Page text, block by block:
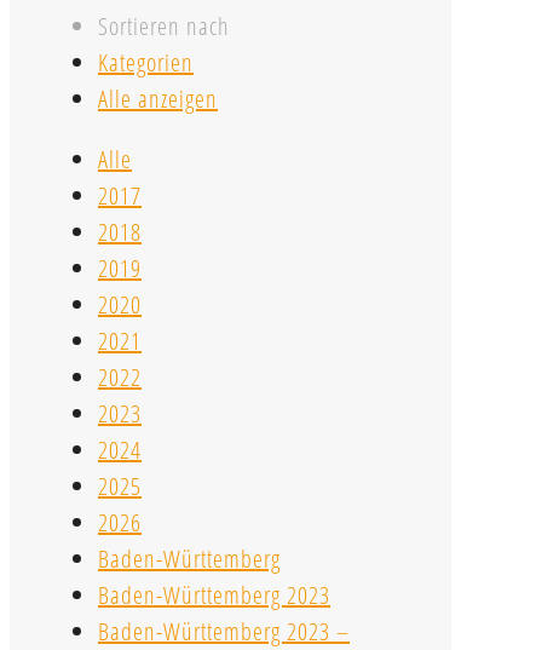
Sortieren nach
Kategorien
Alle anzeigen
Alle
2017
2018
2019
2020
2021
2022
2023
2024
2025
2026
Baden-Württemberg
Baden-Württemberg 2023
Baden-Württemberg 2023 –